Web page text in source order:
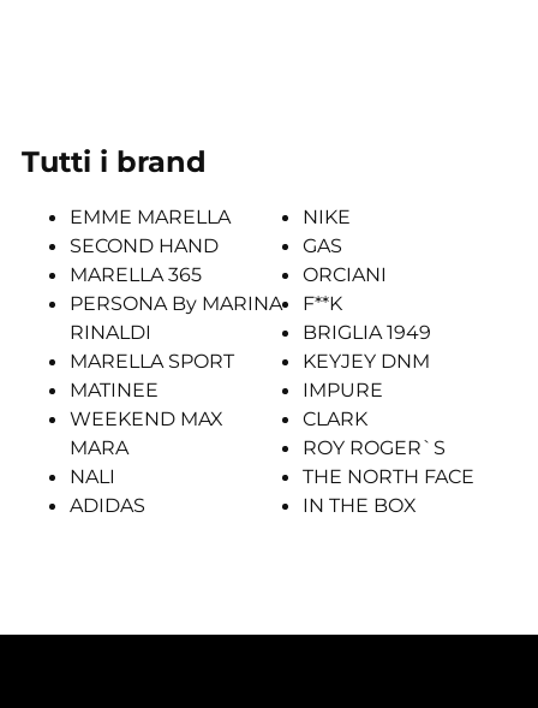
Tutti i brand
EMME MARELLA
SECOND HAND
MARELLA 365
PERSONA By MARINA
RINALDI
MARELLA SPORT
MATINEE
WEEKEND MAX
MARA
NALI
ADIDAS
NIKE
GAS
ORCIANI
F**K
BRIGLIA 1949
KEYJEY DNM
IMPURE
CLARK
ROY ROGER`S
THE NORTH FACE
IN THE BOX